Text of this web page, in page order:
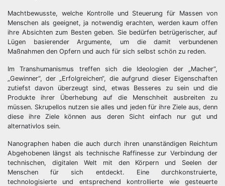
Machtbewusste, welche Kontrolle und Steuerung für Massen von
Menschen als geeignet, ja notwendig erachten, werden kaum offen
ihre Absichten zum Besten geben. Sie bedürfen betrügerischer, auf
Lügen basierender Argumente, um die damit verbundenen
Maßnahmen den Opfern und auch für sich selbst schön zu reden.
Im Transhumanismus treffen sich die Ideologien der „Macher“,
„Gewinner“, der „Erfolgreichen“, die aufgrund dieser Eigenschaften
zutiefst davon überzeugt sind, etwas Besseres zu sein und die
Produkte ihrer Überhebung auf die Menschheit ausbreiten zu
müssen. Skrupellos nutzen sie alles und jeden für ihre Ziele aus, denn
diese ihre Ziele können aus deren Sicht einfach nur gut und
alternativlos sein.
Nanographen haben die auch durch ihren unanständigen Reichtum
Abgehobenen längst als technische Raffinesse zur Verbindung der
technischen, digitalen Welt mit den Körpern und Seelen der
Menschen für sich entdeckt. Eine durchkonstruierte,
technologisierte und entsprechend kontrollierte wie gesteuerte